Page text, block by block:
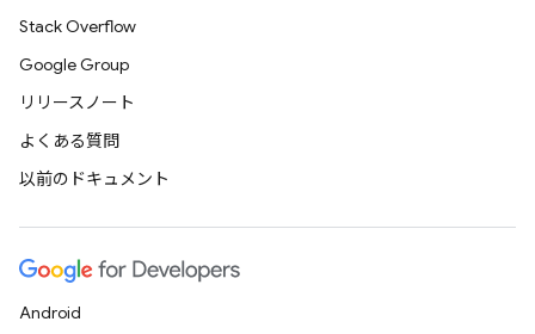
Stack Overflow
Google Group
リリースノート
よくある質問
以前のドキュメント
Android